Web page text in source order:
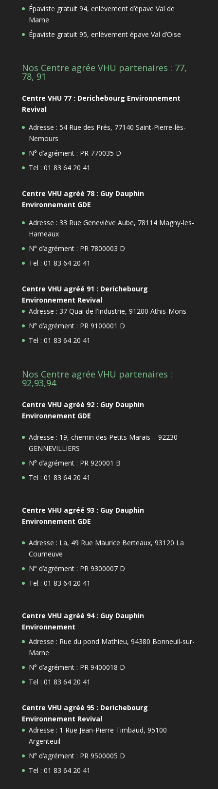
Épaviste gratuit 94, enlèvement d’épave Val de
Marne
Épaviste gratuit 95, enlèvement épave Val d’Oise
Nos Centre agrée VHU partenaires : 77,
78, 91
Centre VHU 77 : Derichebourg Environnement
Revival
Adresse : 54 Rue des Prés, 77140 Saint-Pierre-lès-
Nemours
N° d’agrément : PR 770035 D
Tel : 01 83 64 20 41
Centre VHU agréé 78 : Guy Dauphin
Environnement GDE
Adresse : 33 Rue Geneviève Aube, 78114 Magny-les-
Hameaux
N° d’agrément : PR 7800003 D
Tel : 01 83 64 20 41
Centre VHU agréé 91 : Derichebourg
Environnement Revival
Adresse : 37 Quai de l’Industrie, 91200 Athis-Mons
N° d’agrément : PR 9100001 D
Tel : 01 83 64 20 41
Nos Centre agrée VHU partenaires :
92,93,94
Centre VHU agréé 92 : Guy Dauphin
Environnement GDE
Adresse : 19, chemin des Petits Marais – 92230
GENNEVILLIERS
N° d’agrément : PR 920001 B
Tel : 01 83 64 20 41
Centre VHU agréé 93 : Guy Dauphin
Environnement GDE
Adresse : La, 49 Rue Maurice Berteaux, 93120 La
Courneuve
N° d’agrément : PR 9300007 D
Tel : 01 83 64 20 41
Centre VHU agréé 94 : Guy Dauphin
Environnement
Adresse : Rue du pond Mathieu, 94380 Bonneuil-sur-
Marne
N° d’agrément : PR 9400018 D
Tel : 01 83 64 20 41
Centre VHU agréé 95 : Derichebourg
Environnement Revival
Adresse : 1 Rue Jean-Pierre Timbaud, 95100
Argenteuil
N° d’agrément : PR 9500005 D
Tel : 01 83 64 20 41